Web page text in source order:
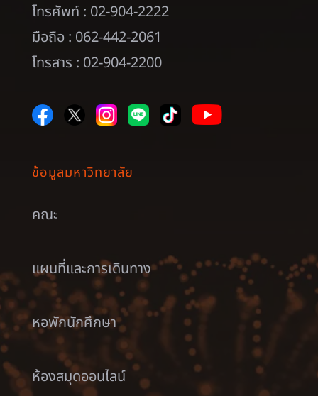
โทรศัพท์ : 02-904-2222
มือถือ : 062-442-2061
โทรสาร : 02-904-2200
ข้อมูลมหาวิทยาลัย
คณะ
แผนที่และการเดินทาง
หอพักนักศึกษา
ห้องสมุดออนไลน์